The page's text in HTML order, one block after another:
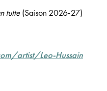
tutte (Saison 2026-27)
artist/Leo-Hussain